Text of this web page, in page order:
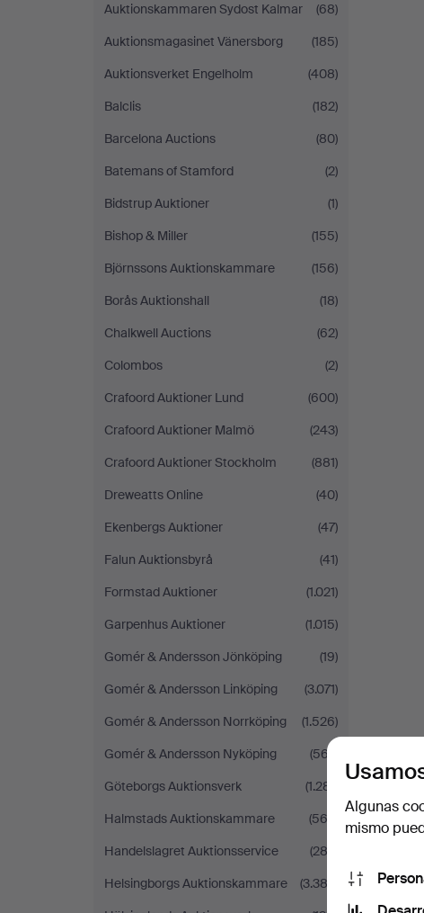
Auktionskammaren Sydost Kalmar
(68)
Auktionsmagasinet Vänersborg
(185)
Auktionsverket Engelholm
(408)
Balclis
(182)
Barcelona Auctions
(80)
Batemans of Stamford
(2)
Bidstrup Auktioner
(1)
Bishop & Miller
(155)
Björnssons Auktionskammare
(156)
Borås Auktionshall
(18)
Chalkwell Auctions
(62)
Colombos
(2)
Crafoord Auktioner Lund
(600)
Crafoord Auktioner Malmö
(243)
Crafoord Auktioner Stockholm
(881)
Dreweatts Online
(40)
Ekenbergs Auktioner
(47)
Falun Auktionsbyrå
(41)
Formstad Auktioner
(1.021)
Garpenhus Auktioner
(1.015)
Gomér & Andersson Jönköping
(19)
Gomér & Andersson Linköping
(3.071)
Gomér & Andersson Norrköping
(1.526)
Gomér & Andersson Nyköping
(567)
Göteborgs Auktionsverk
(1.281)
Halmstads Auktionskammare
(562)
Handelslagret Auktionsservice
(282)
Helsingborgs Auktionskammare
(3.382)
Algunas
mismo